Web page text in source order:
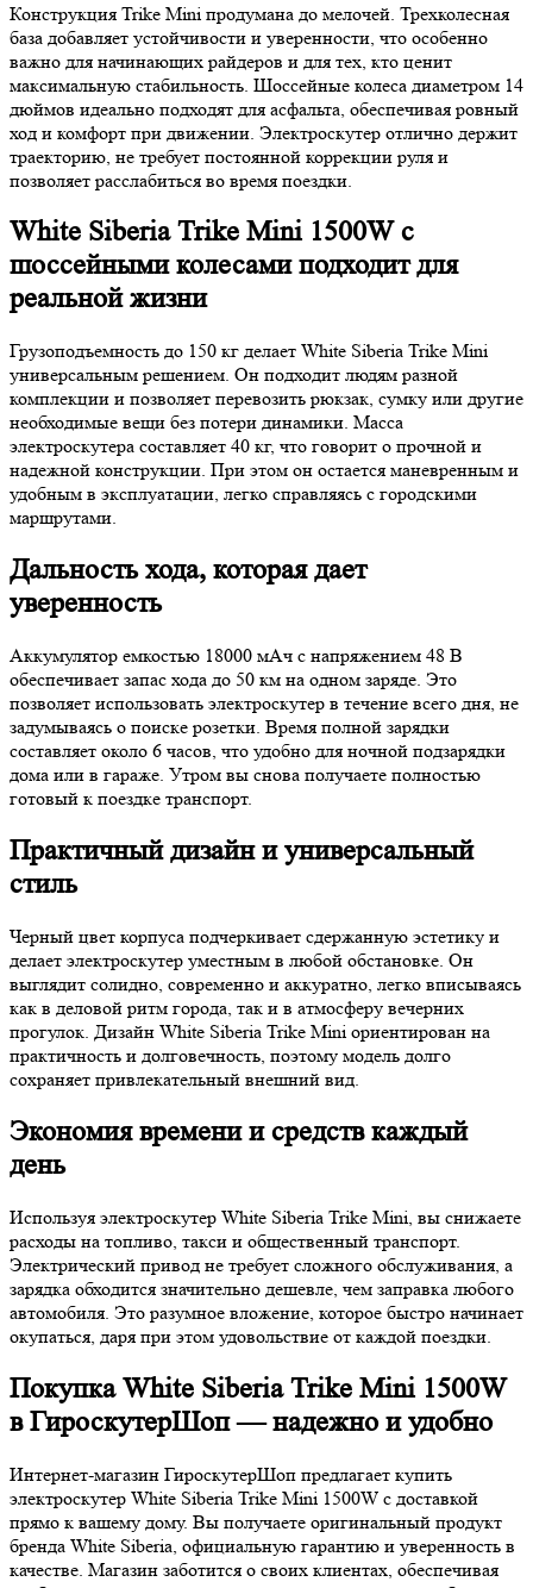
Конструкция Trike Mini продумана до мелочей. Трехколесная
база добавляет устойчивости и уверенности, что особенно
важно для начинающих райдеров и для тех, кто ценит
максимальную стабильность. Шоссейные колеса диаметром 14
дюймов идеально подходят для асфальта, обеспечивая ровный
ход и комфорт при движении. Электроскутер отлично держит
траекторию, не требует постоянной коррекции руля и
позволяет расслабиться во время поездки.
White Siberia Trike Mini 1500W с
шоссейными колесами подходит для
реальной жизни
Грузоподъемность до 150 кг делает White Siberia Trike Mini
универсальным решением. Он подходит людям разной
комплекции и позволяет перевозить рюкзак, сумку или другие
необходимые вещи без потери динамики. Масса
электроскутера составляет 40 кг, что говорит о прочной и
надежной конструкции. При этом он остается маневренным и
удобным в эксплуатации, легко справляясь с городскими
маршрутами.
Дальность хода, которая дает
уверенность
Аккумулятор емкостью 18000 мАч с напряжением 48 В
обеспечивает запас хода до 50 км на одном заряде. Это
позволяет использовать электроскутер в течение всего дня, не
задумываясь о поиске розетки. Время полной зарядки
составляет около 6 часов, что удобно для ночной подзарядки
дома или в гараже. Утром вы снова получаете полностью
готовый к поездке транспорт.
Практичный дизайн и универсальный
стиль
Черный цвет корпуса подчеркивает сдержанную эстетику и
делает электроскутер уместным в любой обстановке. Он
выглядит солидно, современно и аккуратно, легко вписываясь
как в деловой ритм города, так и в атмосферу вечерних
прогулок. Дизайн White Siberia Trike Mini ориентирован на
практичность и долговечность, поэтому модель долго
сохраняет привлекательный внешний вид.
Экономия времени и средств каждый
день
Используя электроскутер White Siberia Trike Mini, вы снижаете
расходы на топливо, такси и общественный транспорт.
Электрический привод не требует сложного обслуживания, а
зарядка обходится значительно дешевле, чем заправка любого
автомобиля. Это разумное вложение, которое быстро начинает
окупаться, даря при этом удовольствие от каждой поездки.
Покупка White Siberia Trike Mini 1500W
в ГироскутерШоп — надежно и удобно
Интернет-магазин ГироскутерШоп предлагает купить
электроскутер White Siberia Trike Mini 1500W с доставкой
прямо к вашему дому. Вы получаете оригинальный продукт
бренда White Siberia, официальную гарантию и уверенность в
качестве. Магазин заботится о своих клиентах, обеспечивая